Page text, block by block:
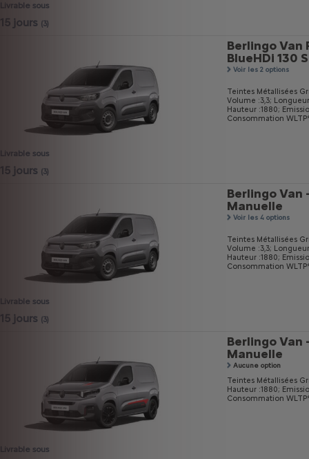
Livrable sous
15 jours (3)
Livrable sous
15 jours (3)
Berlingo Van
BlueHDi 130
Voir les 2 options
Teintes Métallisées
Volume :3,3;
Hauteur :1880;
Consommation
Livrable sous
15 jours (3)
Berlingo Van
Manuelle
Voir les 4 options
Teintes Métallisées
Volume :3,3;
Hauteur :1880;
Consommation
Livrable sous
Berlingo Van
Manuelle
Aucune option
Teintes Métallisées
Hauteur :1880;
Consommation